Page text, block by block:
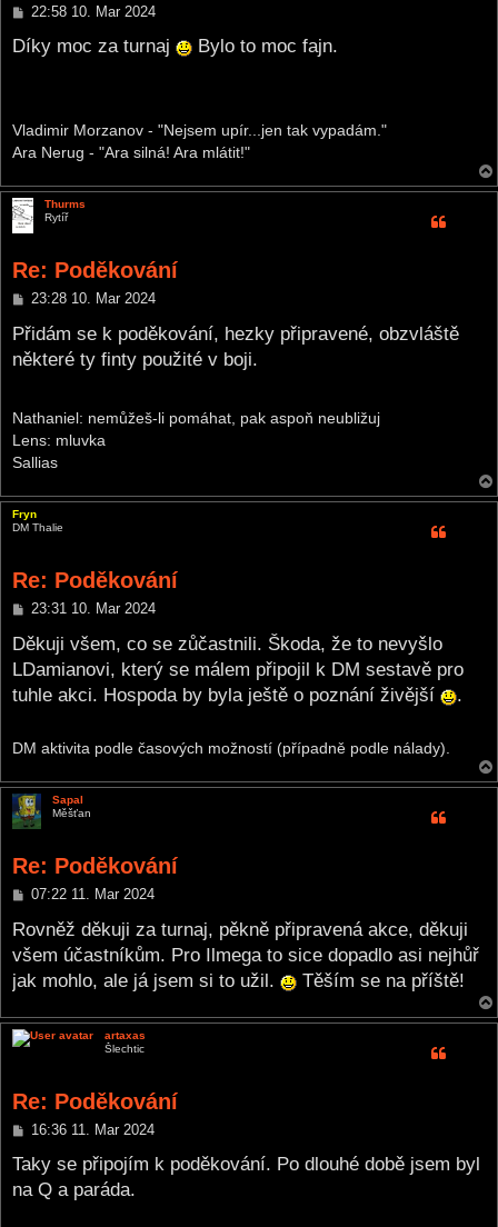
P
s
22:58 10. Mar 2024
Díky moc za turnaj Bylo to moc fajn.
Vladimir Morzanov - "Nejsem upír...jen tak vypadám."
Ara Nerug - "Ara silná! Ara mlátit!"
Thurms
Rytíř
Re: Poděkování
P
s
t
23:28 10. Mar 2024
Přidám se k poděkování, hezky připravené, obzvláště
některé ty finty použité v boji.
Nathaniel: nemůžeš-li pomáhat, pak aspoň neubližuj
Lens: mluvka
Sallias
Fryn
DM Thalie
Re: Poděkování
P
s
23:31 10. Mar 2024
Děkuji všem, co se zůčastnili. Škoda, že to nevyšlo
LDamianovi, který se málem připojil k DM sestavě pro
tuhle akci. Hospoda by byla ještě o poznání živější
.
DM aktivita podle časových možností (případně podle nálady).
Sapal
Měšťan
Re: Poděkování
P
s
07:22 11. Mar 2024
Rovněž děkuji za turnaj, pěkně připravená akce, děkuji
všem účastníkům. Pro Ilmega to sice dopadlo asi nejhůř
jak mohlo, ale já jsem si to užil.
Těším se na příště!
artaxas
Šlechtic
Re: Poděkování
P
s
16:36 11. Mar 2024
Taky se připojím k poděkování. Po dlouhé době jsem byl
na Q a paráda.